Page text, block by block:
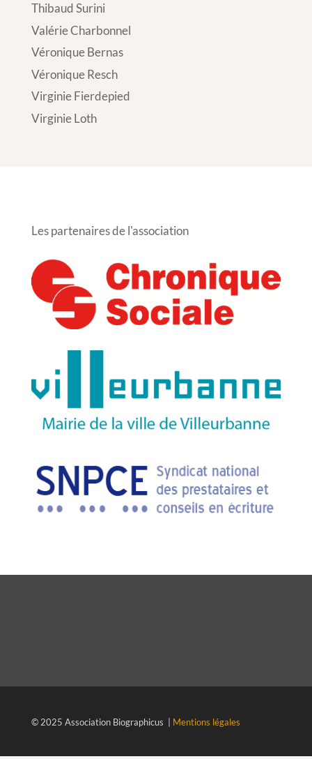
Thibaud Surini
Valérie Charbonnel
Véronique Bernas
Véronique Resch
Virginie Fierdepied
Virginie Loth
Les partenaires de l'association
© 2025 Association Biographicus | Mentions légales